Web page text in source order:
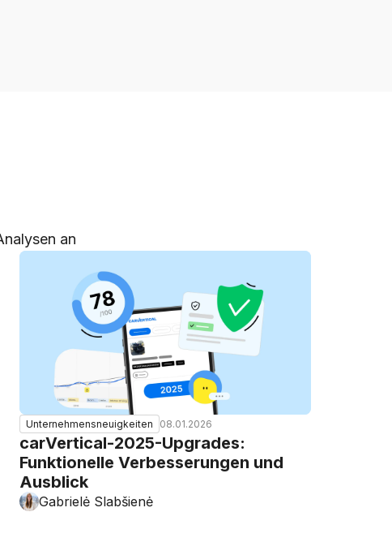
an
Unternehmensneuigkeiten 08.01.2026
carVertical-2025-Upgrades:
Funktionelle Verbesserungen und
Ausblick
Gabrielė Slabšienė